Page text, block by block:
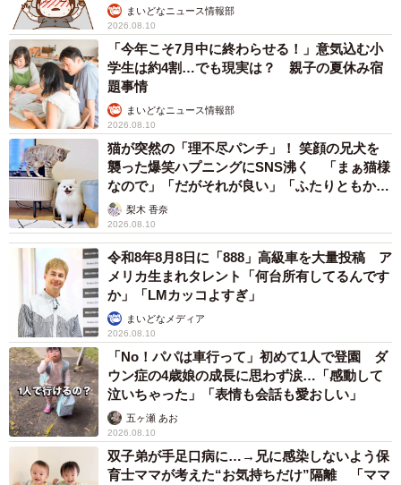
まいどなニュース情報部
2026.08.10
「今年こそ7月中に終わらせる！」意気込む小
学生は約4割…でも現実は？ 親子の夏休み宿
題事情
まいどなニュース情報部
2026.08.10
猫が突然の「理不尽パンチ」！ 笑顔の兄犬を
襲った爆笑ハプニングにSNS沸く 「まぁ猫様
なので」「だがそれが良い」「ふたりともかわ
いいね」
梨木 香奈
2026.08.10
令和8年8月8日に「888」高級車を大量投稿 ア
メリカ生まれタレント「何台所有してるんです
か」「LMカッコよすぎ」
まいどなメディア
2026.08.10
「No！パパは車行って」初めて1人で登園 ダ
ウン症の4歳娘の成長に思わず涙…「感動して
泣いちゃった」「表情も会話も愛おしい」
五ヶ瀬 あお
2026.08.10
双子弟が手足口病に…→兄に感染しないよう保
育士ママが考えた“お気持ちだけ”隔離 「ママ